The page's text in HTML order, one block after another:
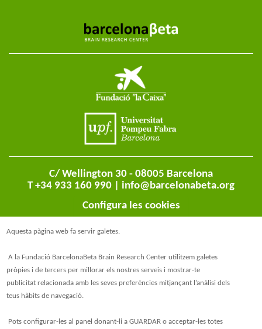
C/ Wellington 30 - 08005 Barcelona
T +34 933 160 990 | info@barcelonabeta.org
@BarcelonaBeta
Configura les cookies
Aquesta pàgina web fa servir galetes.
A la Fundació BarcelonaBeta Brain Research Center utilitzem galetes
pròpies i de tercers per millorar els nostres serveis i mostrar-te
publicitat relacionada amb les seves preferències mitjançant l’anàlisi dels
teus hàbits de navegació.
Pots configurar-les al panel donant-li a GUARDAR o acceptar-les totes